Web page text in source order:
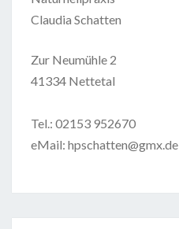
Claudia Schatten
Zur Neumühle 2
41334 Nettetal
Tel.: 02153 952670
eMail: hpschatten@gmx.de